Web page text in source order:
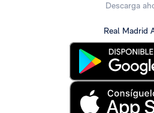
Descarga
Real Madrid